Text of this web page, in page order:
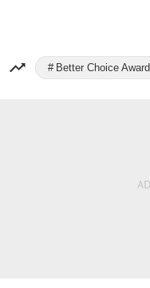
Better Choice